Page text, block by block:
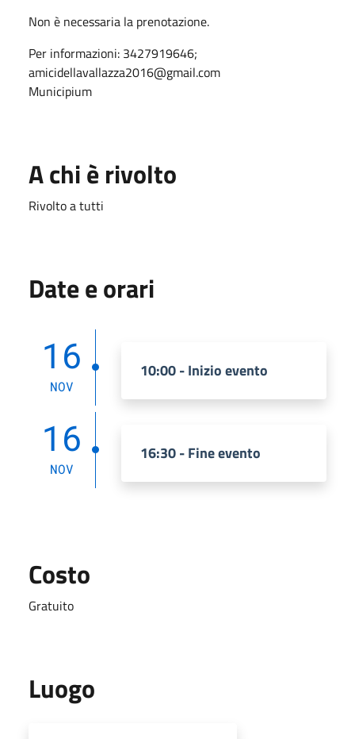
Non è necessaria la prenotazione.
Per informazioni: 3427919646;
amicidellavallazza2016@gmail.com
Municipium
A chi è rivolto
Rivolto a tutti
Date e orari
16
NOV
10:00 - Inizio evento
16
NOV
16:30 - Fine evento
Costo
Gratuito
Luogo